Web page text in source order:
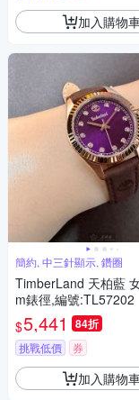
加入購物
簡約, 中三針顯示, 鑽圈
TimberLand 天柏藍
m錶徑,編號:TL57202
$5,441 84折
挑戰低價 券
加入購物